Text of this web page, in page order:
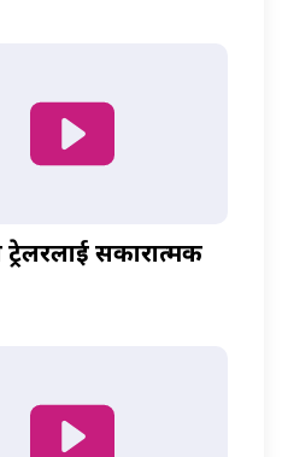
ट्रेलरलाई सकारात्मक